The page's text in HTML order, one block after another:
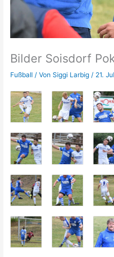
Bilder Soisdorf
Fußball / Von Siggi Larbig / 21.